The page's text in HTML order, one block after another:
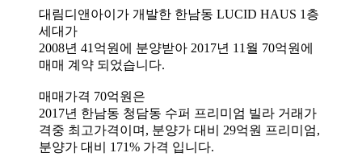
대림디앤아이가 개발한 한남동 LUCID HAUS 1층
세대가
2008년 41억원에 분양받아 2017년 11월 70억원에
매매 계약 되었습니다.
매매가격 70억원은
2017년 한남동 청담동 수퍼 프리미엄 빌라 거래가
격중 최고가격이며, 분양가 대비 29억원 프리미엄,
분양가 대비 171% 가격 입니다.